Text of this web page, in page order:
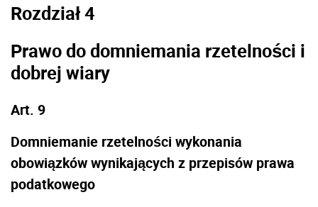
Rozdział 4
Prawo do domniemania rzetelności i
dobrej wiary
Art. 9
Domniemanie rzetelności wykonania
obowiązków wynikających z przepisów prawa
podatkowego